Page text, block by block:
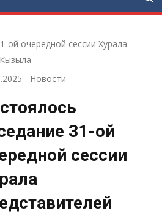
ой очередной сессии Хурала
- Новости
31-ой
сессии